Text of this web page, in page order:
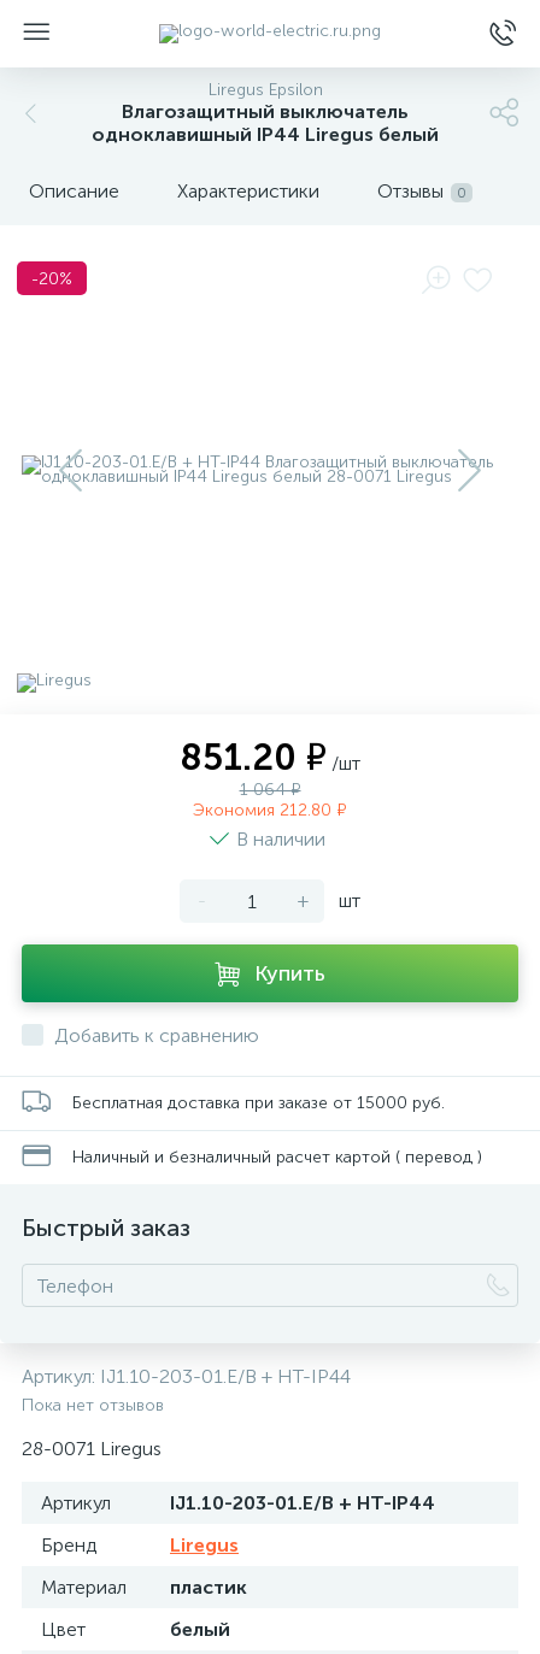
Liregus Epsilon
Влагозащитный выключатель
одноклавишный IP44 Liregus белый
Описание Характеристики Отзывы 0
-20%
851.20 ₽ /шт
1 064 ₽
Экономия 212.80 ₽
В наличии
- + шт
Купить
Добавить к сравнению
Бесплатная доставка при заказе от 15000 руб.
Наличный и безналичный расчет картой ( перевод )
Быстрый заказ
Артикул: IJ1.10-203-01.E/B + HT-IP44
Пока нет отзывов
28-0071 Liregus
Артикул
IJ1.10-203-01.E/B + HT-IP44
Бренд
Liregus
Материал
пластик
Цвет
белый